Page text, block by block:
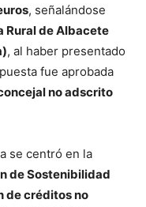
, señalándose
Rural de Albacete
, al haber presentado
fue aprobada
no adscrito
se centró en la
de Sostenibilidad
de créditos no